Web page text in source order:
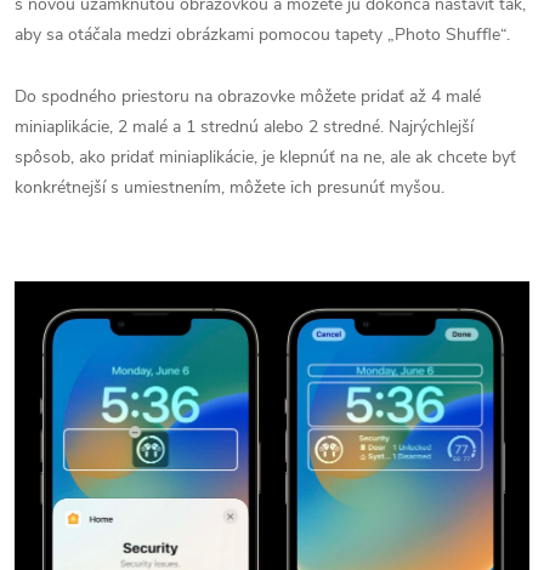
aby sa otáčala medzi obrázkami pomocou tapety „Photo Shuffle“.
Do spodného priestoru na obrazovke môžete pridať až 4 malé
miniaplikácie, 2 malé a 1 strednú alebo 2 stredné. Najrýchlejší
spôsob, ako pridať miniaplikácie, je klepnúť na ne, ale ak chcete byť
konkrétnejší s umiestnením, môžete ich presunúť myšou.